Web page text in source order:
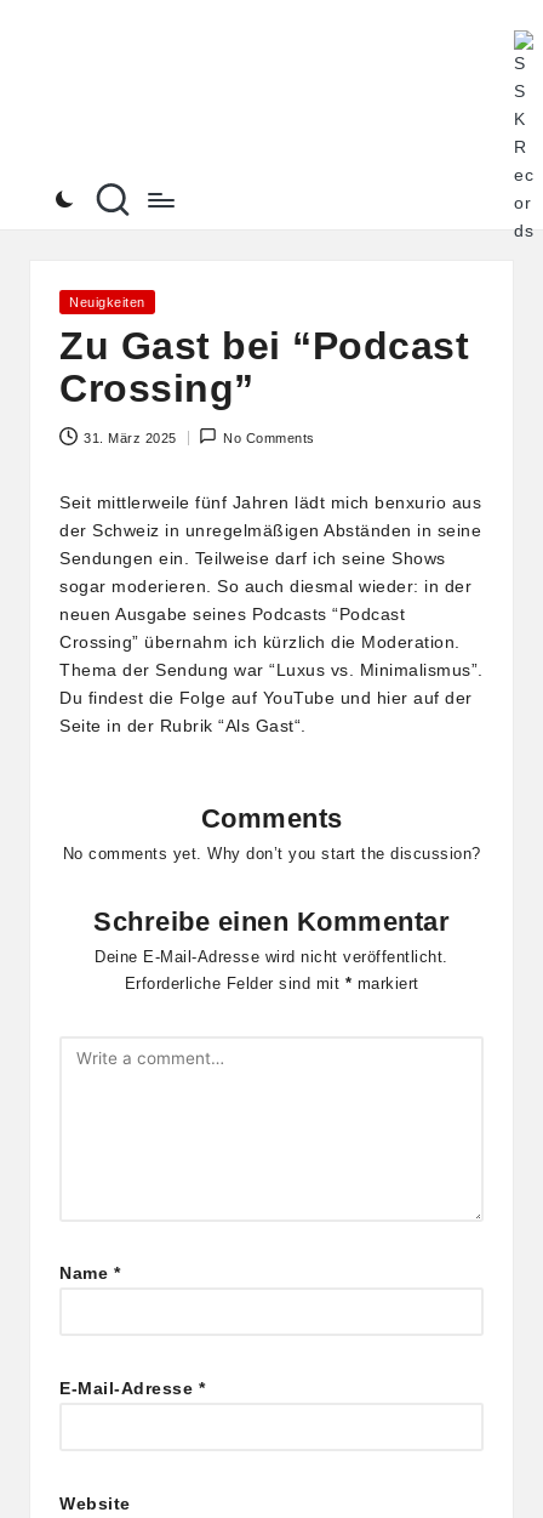
S
S
K
R
e
Alle
von
an
Ort
Posted
Neuigkeiten
Zu Gast bei “Podcast
Crossing”
31. März 2025 No Comments
Seit mittlerweile fünf Jahren lädt mich benxurio aus
der Schweiz in unregelmäßigen Abständen in seine
Sendungen ein. Teilweise darf ich seine Shows
sogar moderieren. So auch diesmal wieder: in der
neuen Ausgabe seines Podcasts “Podcast
Crossing” übernahm ich kürzlich die Moderation.
Thema der Sendung war “Luxus vs. Minimalismus”.
Du findest die Folge auf YouTube und hier auf der
Seite in der Rubrik “Als Gast“.
Comments
No comments yet. Why don’t you start the discussion?
Schreibe einen Kommentar
Deine E-Mail-Adresse wird nicht veröffentlicht.
Erforderliche Felder sind mit * markiert
Name *
E-Mail-Adresse *
Website